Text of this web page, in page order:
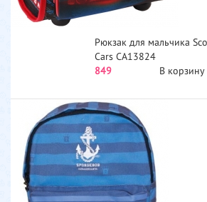
Рюкзак для мальчика
Cars CA13824
849
В корзину